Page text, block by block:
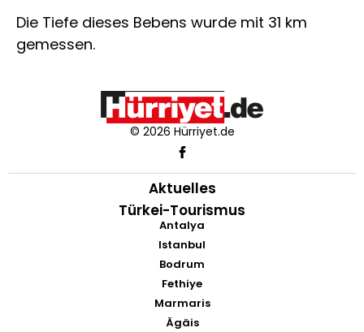
Die Tiefe dieses Bebens wurde mit 31 km
gemessen.
© 2026 Hürriyet.de
Aktuelles
Türkei-Tourismus
Antalya
Istanbul
Bodrum
Fethiye
Marmaris
Ägäis